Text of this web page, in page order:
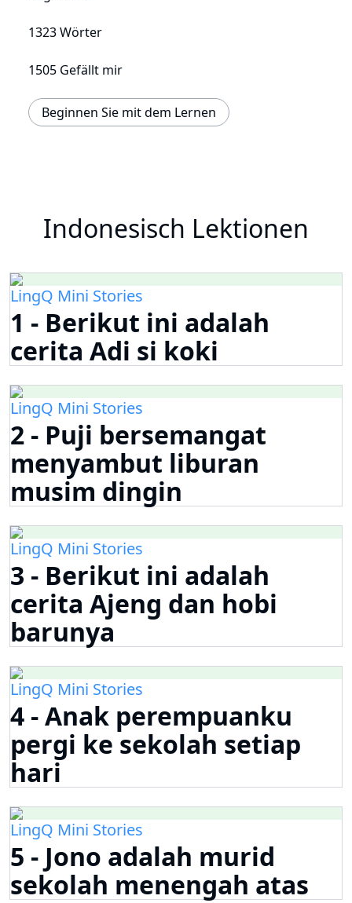
1323 Wörter
1505 Gefällt mir
Beginnen Sie mit dem Lernen
Indonesisch Lektionen
LingQ Mini Stories
1 - Berikut ini adalah
cerita Adi si koki
LingQ Mini Stories
2 - Puji bersemangat
menyambut liburan
musim dingin
LingQ Mini Stories
3 - Berikut ini adalah
cerita Ajeng dan hobi
barunya
LingQ Mini Stories
4 - Anak perempuanku
pergi ke sekolah setiap
hari
LingQ Mini Stories
5 - Jono adalah murid
sekolah menengah atas